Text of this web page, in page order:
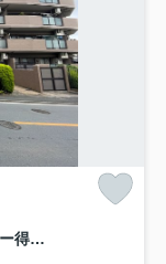
玄関ポーチがあるコトによってプライバシー得やすい角部屋に。オープンタイプの和室も使い勝手が良さそうで、うたた寝注意の『ナイスサンソレイユ横濱鶴ヶ峰』リノベーション